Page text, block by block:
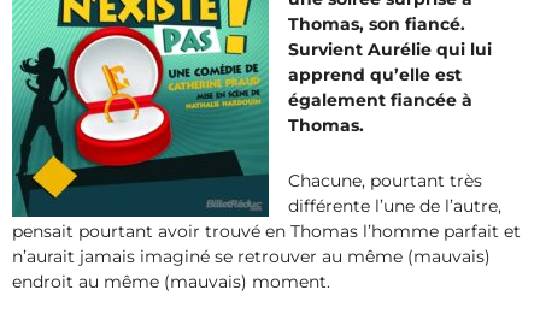
Thomas, son fiancé.
Survient Aurélie qui lui
apprend qu’elle est
également fiancée à
Thomas.
Chacune, pourtant très
différente l’une de l’autre,
pensait pourtant avoir trouvé en Thomas l’homme parfait et
n’aurait jamais imaginé se retrouver au même (mauvais)
endroit au même (mauvais) moment.